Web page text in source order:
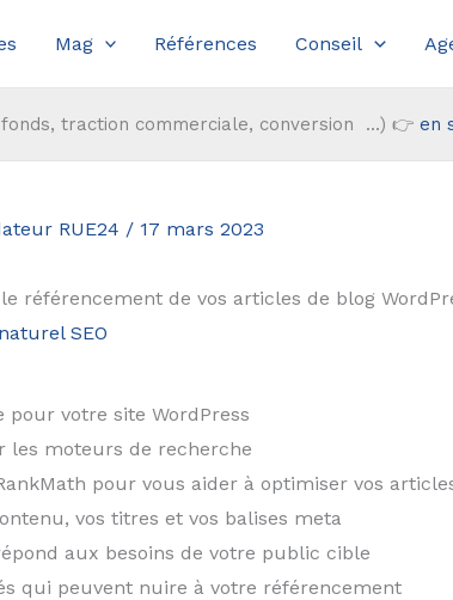
Mag Références Conseil
traction commerciale, conversion ...) 👉 en
RUE24 / 17 mars 2023
référencement de vos articles de blog
SEO
votre site WordPress
les moteurs de recherche
pour vous aider à optimiser vos
vos titres et vos balises meta
aux besoins de votre public cible
qui peuvent nuire à votre référencement